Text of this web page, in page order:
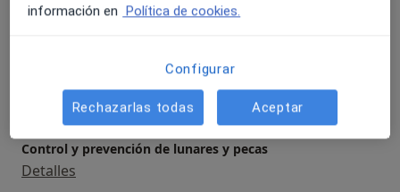
Biopsia cutánea, subcutánea o mucosa
Cirugía molusco contagioso
Detalles
Control y prevención de lunares y pecas
Detalles
información en Política de cookies.
Configurar
Rechazarlas todas Aceptar